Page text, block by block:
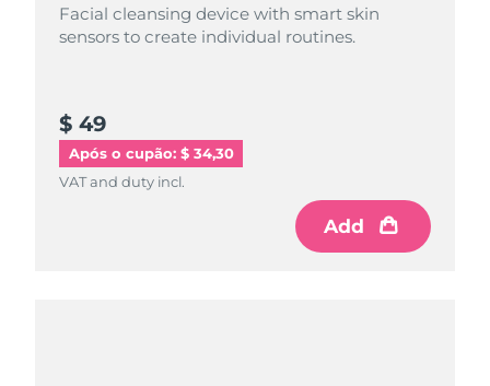
Facial cleansing device with smart skin
sensors to create individual routines.
$ 49
Após o cupão: $ 34,30
VAT and duty incl.
Add